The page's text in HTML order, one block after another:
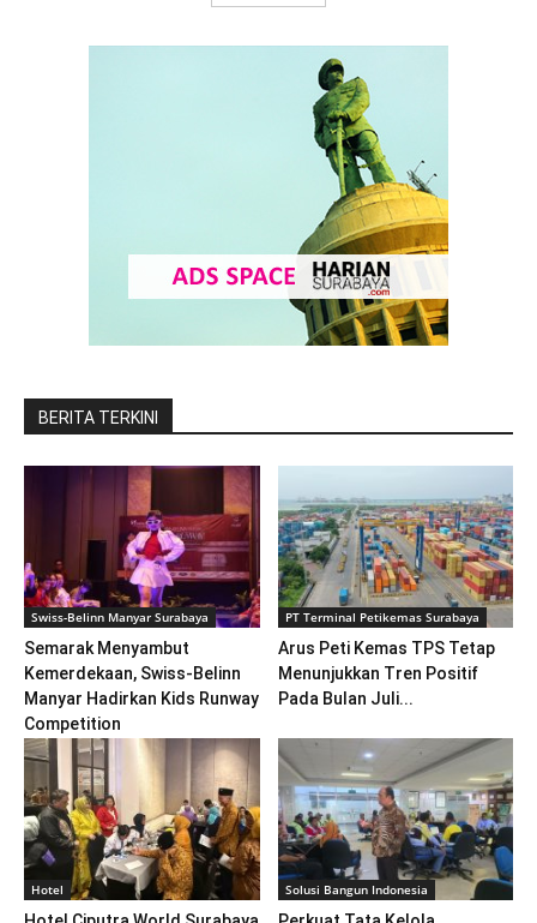
BERITA TERKINI
Swiss-Belinn Manyar Surabaya
Semarak Menyambut
Kemerdekaan, Swiss-Belinn
Manyar Hadirkan Kids Runway
Competition
PT Terminal Petikemas Surabaya
Arus Peti Kemas TPS Tetap
Menunjukkan Tren Positif
Pada Bulan Juli...
Hotel Solusi Bangun Indonesia